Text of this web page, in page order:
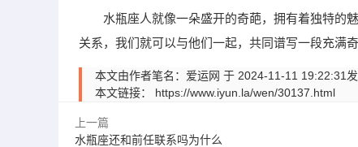
水瓶座人就像一朵盛开的奇葩，拥有着独特的
关系，我们就可以与他们一起，共同谱写一段充满
本文由作者笔名：爱运网 于 2024-11-11 19:22:31
本文链接： https://www.iyun.la/wen/30137.html
上一篇
水瓶座还和前任联系吗为什么